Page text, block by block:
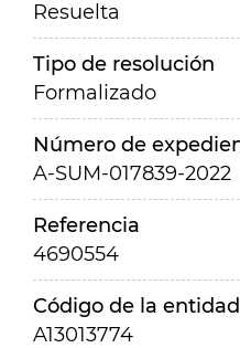
Resuelta
Tipo de resolución
Formalizado
Número de
A-SUM-017839-2022
Referencia
4690554
Código de la
A13013774